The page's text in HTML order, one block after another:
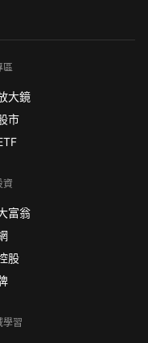
區
大鏡
市
資
富翁
股
學習